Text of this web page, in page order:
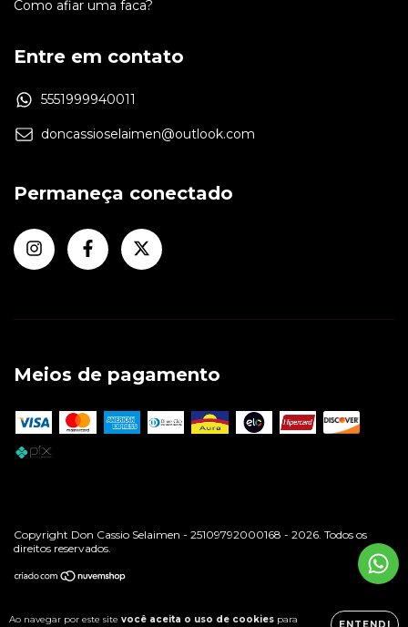
Ao navegar por este site você aceita o uso de cookies para
Como afiar uma faca?
Entre em contato
5551999940011
doncassioselaimen@outlook.com
Permaneça conectado
Meios de pagamento
Copyright Don Cassio Selaimen - 25109792000168 - 2026. Todos os
direitos reservados.